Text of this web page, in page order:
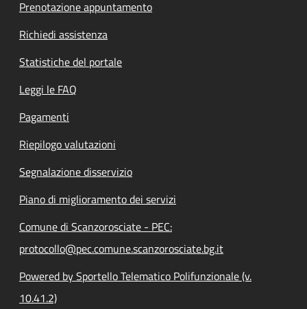
Prenotazione appuntamento
Richiedi assistenza
Statistiche del portale
Leggi le FAQ
Pagamenti
Riepilogo valutazioni
Segnalazione disservizio
Piano di miglioramento dei servizi
Comune di Scanzorosciate - PEC:
protocollo@pec.comune.scanzorosciate.bg.it
Powered by Sportello Telematico Polifunzionale (v.
10.41.2)